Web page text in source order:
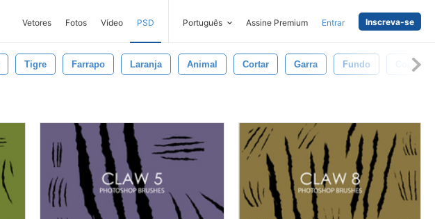
Vetores Fotos Vídeo PSD Português Assine Premium Entrar Inscreva-se
Tigre Farrapo Laranja Animal Cortar Garra Fundo Coçar